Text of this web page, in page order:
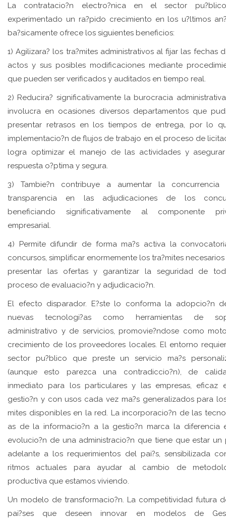
La contratacio?n electro?nica en el sector
experimentado un ra?pido crecimiento en los u?ltimos
ba?sicamente ofrece los siguientes beneficios:
1) Agilizara? los tra?mites administrativos al fijar las fechas
actos y sus posibles modificaciones mediante
que pueden ser verificados y auditados en tiempo real.
2) Reducira? significativamente la burocracia
involucra en ocasiones diversos departamentos que
presentar retrasos en los tiempos de entrega, por lo
implementacio?n de flujos de trabajo en el proceso de
logra optimizar el manejo de las actividades y
respuesta o?ptima y segura.
3) Tambie?n contribuye a aumentar la
transparencia en las adjudicaciones de los
beneficiando significativamente al componente
empresarial.
4) Permite difundir de forma ma?s activa la
concursos, simplificar enormemente los tra?mites
presentar las ofertas y garantizar la seguridad de
proceso de evaluacio?n y adjudicacio?n.
El efecto disparador. E?ste lo conforma la adopcio?n
nuevas tecnologi?as como herramientas de
administrativo y de servicios, promovie?ndose como
crecimiento de los proveedores locales. El entorno
sector pu?blico que preste un servicio ma?s
(aunque esto parezca una contradiccio?n), de
inmediato para los particulares y las empresas, eficaz
gestio?n y con usos cada vez ma?s generalizados para
mites disponibles en la red. La incorporacio?n de las
as de la informacio?n a la gestio?n marca la diferencia
evolucio?n de una administracio?n que tiene que estar un
adelante a los requerimientos del pai?s, sensibilizada
ritmos actuales para ayudar al cambio de
productiva que estamos viviendo.
Un modelo de transformacio?n. La competitividad futura
pai?ses que deseen innovar en modelos de